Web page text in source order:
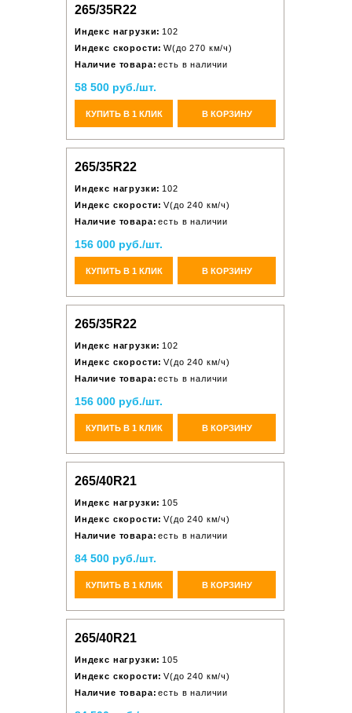
265/35R22
Индекс нагрузки: 102
Индекс скорости: W(до 270 км/ч)
Наличие товара: есть в наличии
58 500 руб./шт.
КУПИТЬ В 1 КЛИК В КОРЗИНУ
265/35R22
Индекс нагрузки: 102
Индекс скорости: V(до 240 км/ч)
Наличие товара: есть в наличии
156 000 руб./шт.
КУПИТЬ В 1 КЛИК В КОРЗИНУ
265/35R22
Индекс нагрузки: 102
Индекс скорости: V(до 240 км/ч)
Наличие товара: есть в наличии
156 000 руб./шт.
КУПИТЬ В 1 КЛИК В КОРЗИНУ
265/40R21
Индекс нагрузки: 105
Индекс скорости: V(до 240 км/ч)
Наличие товара: есть в наличии
84 500 руб./шт.
КУПИТЬ В 1 КЛИК В КОРЗИНУ
265/40R21
Индекс нагрузки: 105
Индекс скорости: V(до 240 км/ч)
Наличие товара: есть в наличии